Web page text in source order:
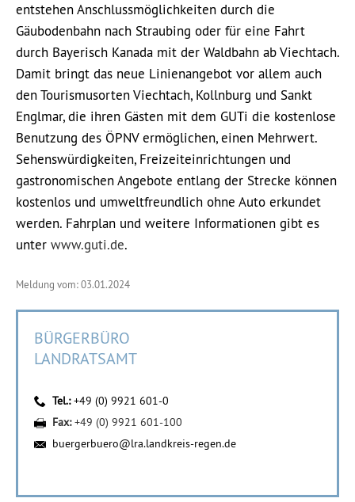
entstehen Anschlussmöglichkeiten durch die
Gäubodenbahn nach Straubing oder für eine Fahrt
durch Bayerisch Kanada mit der Waldbahn ab Viechtach.
Damit bringt das neue Linienangebot vor allem auch
den Tourismusorten Viechtach, Kollnburg und Sankt
Englmar, die ihren Gästen mit dem GUTi die kostenlose
Benutzung des ÖPNV ermöglichen, einen Mehrwert.
Sehenswürdigkeiten, Freizeiteinrichtungen und
gastronomischen Angebote entlang der Strecke können
kostenlos und umweltfreundlich ohne Auto erkundet
werden. Fahrplan und weitere Informationen gibt es
unter www.guti.de.
Meldung vom: 03.01.2024
BÜRGERBÜRO
LANDRATSAMT
Tel.:+49 (0) 9921 601-0
Fax:+49 (0) 9921 601-100
buergerbuero@lra.landkreis-regen.de